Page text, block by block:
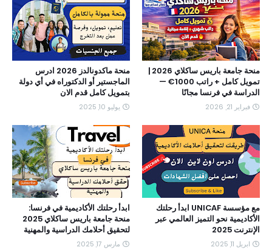
منحة جامعة باريس ساكلاي 2026 |
تمويل كامل + راتب 1000€ —
الدراسة في فرنسا مجانًا
فبراير 21, 2026
منحة ماكدونالدز 2026 ادرس
الماجستير أو الدكتوراه في أي دولة
بتمويل كامل قدم الان
يوليو 10, 2025
مع مؤسسة UNICAF ابدأ رحلتك
الأكاديمية نحو التميز العالمي عبر
الإنترنت 2025
ابريل 11, 2025
ابدأ رحلتك الأكاديمية في فرنسا:
منحة جامعة باريس ساكلاي 2025
لتحقيق أحلامك الدراسية والمهنية
مارس 17, 2025